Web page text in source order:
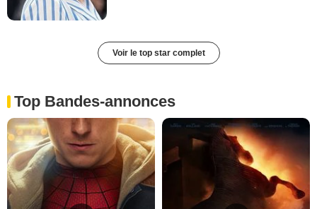
Voir le top star complet
Top Bandes-annonces